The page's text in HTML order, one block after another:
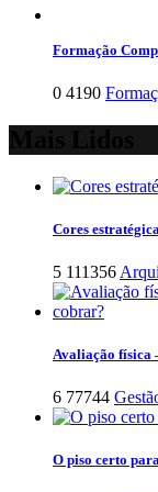
Formação
0 4190
Cores
5 111356
Avaliação física
6 77744
O piso certo